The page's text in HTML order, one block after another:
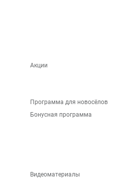
Акции
Программа для новосёлов
Бонусная программа
Видеоматериалы